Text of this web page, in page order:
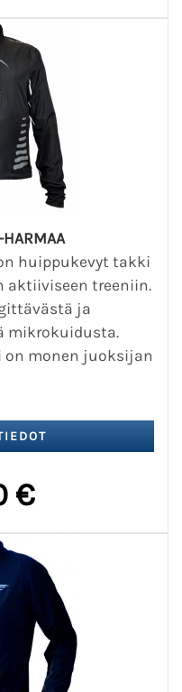
HARMAA
huippukevyt takki
aktiiviseen treeniin.
ja
mikrokuidusta.
on monen juoksijan
€